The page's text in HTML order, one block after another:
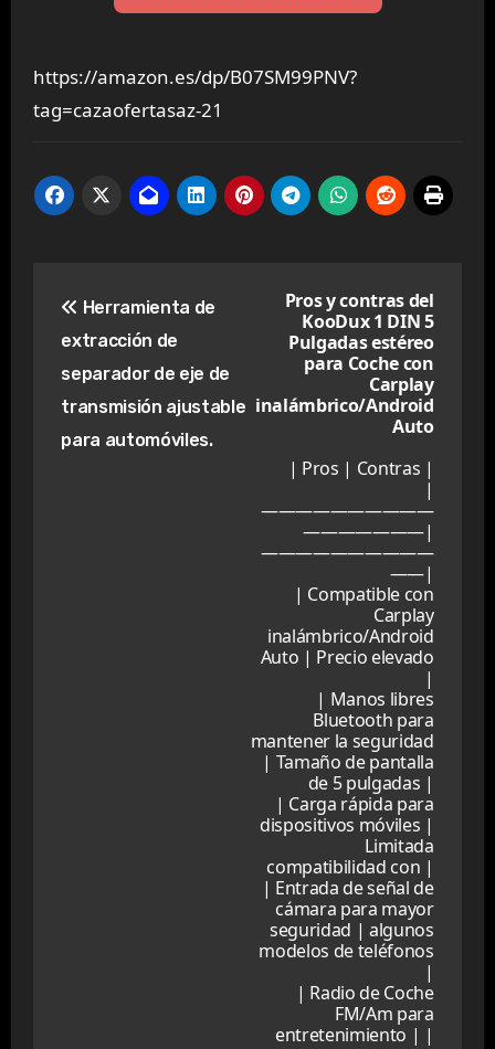
https://amazon.es/dp/B07SM99PNV?
tag=cazaofertasaz-21
de
entradas
Herramienta de
extracción de
separador de eje de
transmisión ajustable
para automóviles.
Pros y contras del
KooDux 1 DIN 5
Pulgadas estéreo
para Coche con
Carplay
inalámbrico/Android
Auto
| Pros | Contras |
|
——————————
———————|
——————————
——|
| Compatible con
Carplay
inalámbrico/Android
Auto | Precio elevado
|
| Manos libres
Bluetooth para
mantener la seguridad
| Tamaño de pantalla
de 5 pulgadas |
| Carga rápida para
dispositivos móviles |
Limitada
compatibilidad con |
| Entrada de señal de
cámara para mayor
seguridad | algunos
modelos de teléfonos
|
| Radio de Coche
FM/Am para
entretenimiento | |